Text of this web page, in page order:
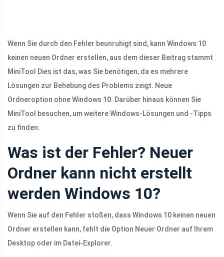
Wenn Sie durch den Fehler beunruhigt sind, kann Windows 10
keinen neuen Ordner erstellen, aus dem dieser Beitrag stammt
MiniTool Dies ist das, was Sie benötigen, da es mehrere
Lösungen zur Behebung des Problems zeigt. Neue
Ordneroption ohne Windows 10. Darüber hinaus können Sie
MiniTool besuchen, um weitere Windows-Lösungen und -Tipps
zu finden.
Was ist der Fehler? Neuer
Ordner kann nicht erstellt
werden Windows 10?
Wenn Sie auf den Fehler stoßen, dass Windows 10 keinen neuen
Ordner erstellen kann, fehlt die Option Neuer Ordner auf Ihrem
Desktop oder im Datei-Explorer.